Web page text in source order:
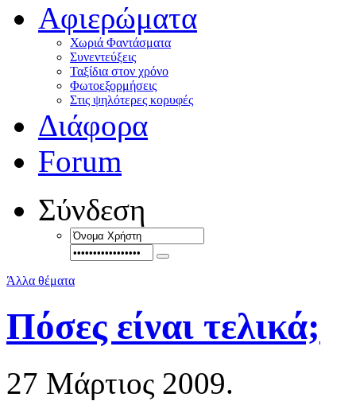
Αφιερώματα
Χωριά Φαντάσματα
Συνεντεύξεις
Ταξίδια στον χρόνο
Φωτοεξορμήσεις
Στις ψηλότερες κορυφές
Διάφορα
Forum
Σύνδεση
Άλλα θέματα
Πόσες είναι τελικά;
27 Μάρτιος 2009.